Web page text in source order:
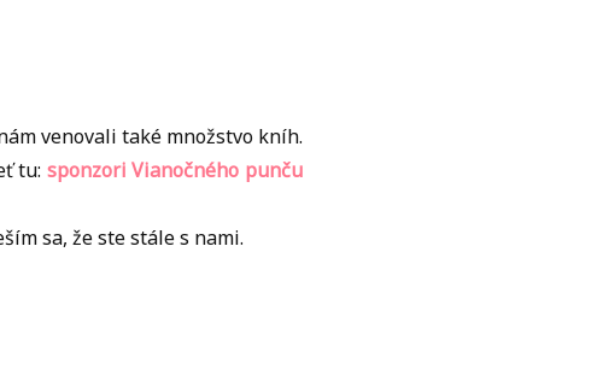
venovali také množstvo kníh.
tu: sponzori Vianočného punču
sa, že ste stále s nami.